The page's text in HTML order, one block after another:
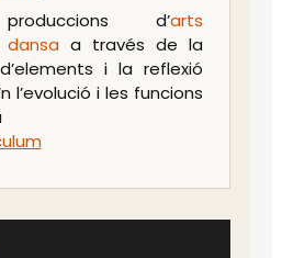
d’arts
a través de la
i la reflexió
l’evolució i les funcions